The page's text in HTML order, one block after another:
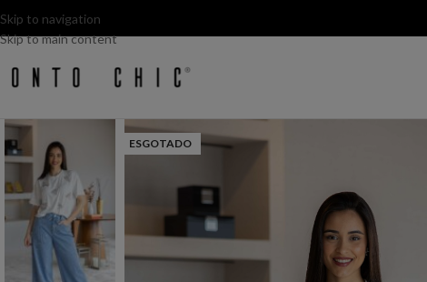
Skip to navigation
Skip to main content
ESGOTADO